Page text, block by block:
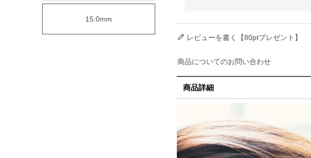
15.0mm
レビューを書く【80ptプレゼント】
商品についてのお問い合わせ
商品詳細